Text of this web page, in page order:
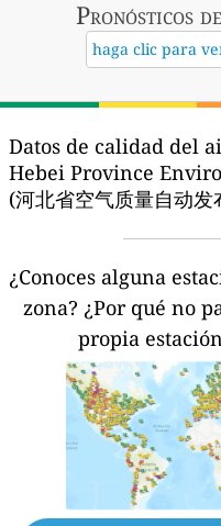
Pronósticos
haga clic para
Datos de calidad del
Hebei Province
(河北省空气质量自动发
¿Conoces alguna
zona? ¿Por qué no
propia